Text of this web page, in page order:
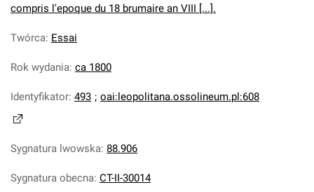
compris l'epoque du 18 brumaire an VIII [...].
Twórca: Essai
Rok wydania: ca 1800
Identyfikator: 493 ; oai:leopolitana.ossolineum.pl:608
Sygnatura lwowska: 88.906
Sygnatura obecna: CT-II-30014